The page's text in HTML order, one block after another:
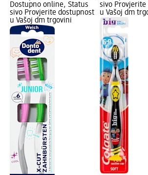
Dostupno online, Status
sivo Provjerite dostupnost
u Vašoj dm trgovini
sivo
u Vašoj dm